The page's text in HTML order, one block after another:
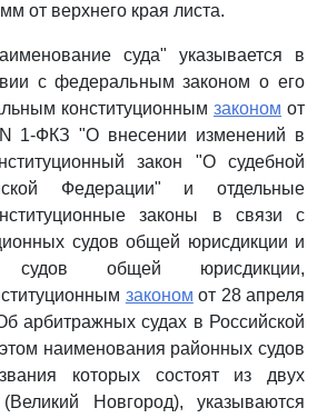
от верхнего края листа.
суда" указывается в
с федеральным законом о его
конституционным законом от
1-ФКЗ "О внесении изменений в
закон "О судебной
Федерации" и отдельные
законы в связи с
судов общей юрисдикции и
судов общей юрисдикции,
законом от 28 апреля
арбитражных судах в Российской
наименования районных судов
которых состоят из двух
Новгород), указываются